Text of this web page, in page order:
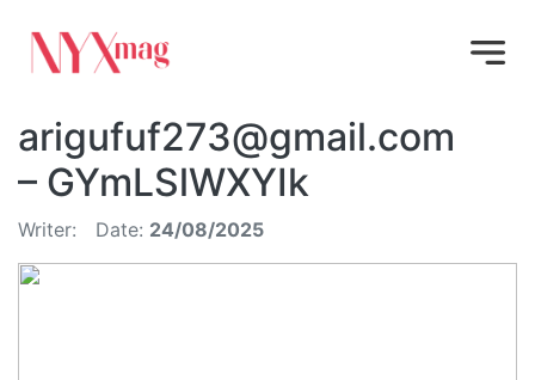
arigufuf273@gmail.com
– GYmLSlWXYIk
Writer: Date: 24/08/2025